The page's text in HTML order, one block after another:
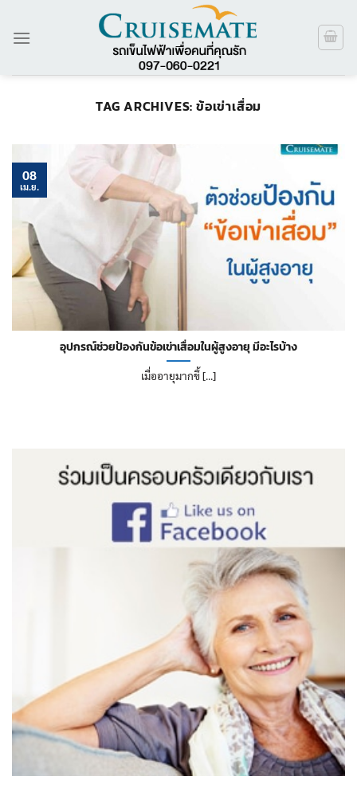
TAG ARCHIVES: ข้อเข่าเสื่อม
อุปกรณ์ช่วยป้องกันข้อเข่าเสื่อมในผู้สูงอายุ มีอะไรบ้าง
เมื่ออายุมากขึ้ [...]
08
เม.ย.